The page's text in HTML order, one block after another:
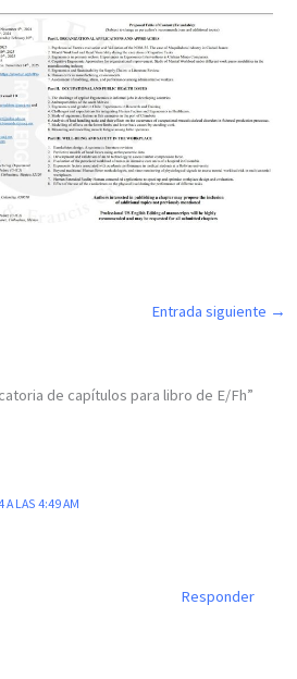
Entrada siguiente →
de capítulos para libro de E/Fh”
A LAS 4:49 AM
Responder